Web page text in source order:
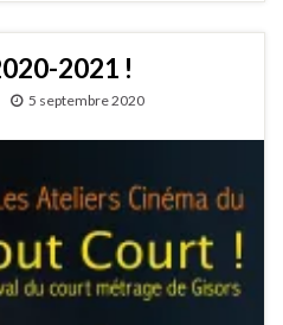
2021 !
5 septembre 2020